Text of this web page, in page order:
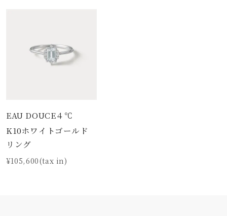
EAU DOUCE４℃
K10ホワイトゴールド
リング
¥105,600(tax in)